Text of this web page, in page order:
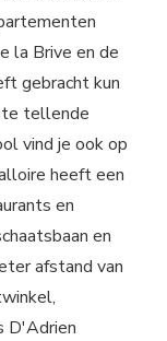
la Brive en de
gebracht kun
tellende
vind je ook op
heeft een
en
en
afstand van
D'Adrien